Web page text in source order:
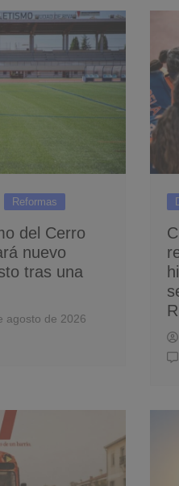
Reformas
del Cerro
nuevo
tras una
agosto de 2026